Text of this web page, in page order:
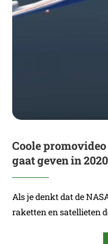
Coole
gaat geven in 2020
Als je denkt dat de
raketten en satellieten